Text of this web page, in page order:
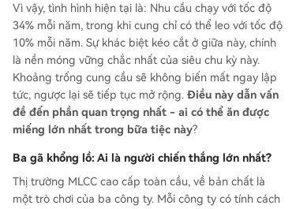
Vì vậy, tình hình hiện tại là: Nhu cầu chạy với tốc độ
34% mỗi năm, trong khi cung chỉ có thể leo với tốc độ
10% mỗi năm. Sự khác biệt kéo cắt ở giữa này, chính
là nền móng vững chắc nhất của siêu chu kỳ này.
Khoảng trống cung cầu sẽ không biến mất ngay lập
tức, ngược lại sẽ tiếp tục mở rộng. Điều này dẫn vấn
đề đến phần quan trọng nhất - ai có thể ăn được
miếng lớn nhất trong bữa tiệc này?
Ba gã khổng lồ: Ai là người chiến thắng lớn nhất?
Thị trường MLCC cao cấp toàn cầu, về bản chất là
một trò chơi của ba công ty. Mỗi công ty có tính cách